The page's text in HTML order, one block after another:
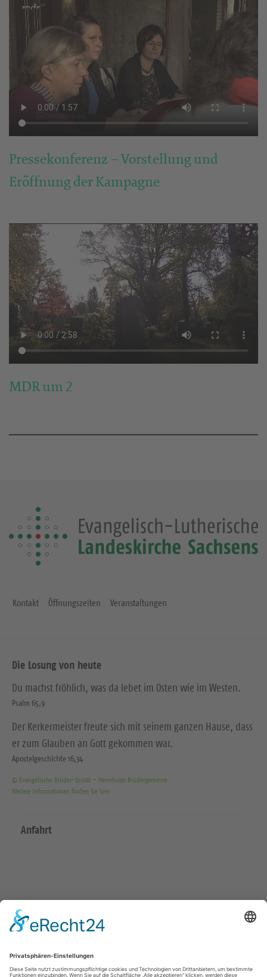
Pressekonferenz – Vorstellung und
Eröffnung der Kampagne
MDR um 2
Kontakt Öffnungszeiten Veranstaltungen
Die Losung von heute
Du machst fröhlich, was da lebet im Osten wie im Westen.
Psalm 65,9
Der Kerkermeister freute sich mit seinem ganzen Hause, dass
er zum Glauben an Gott gekommen war.
Apostelgeschichte 16,34
© Evangelische Brüder-Unität – Herrnhuter Brüdergemeine
Weitere Informationen finden Sie hier
Anfahrt
Wir in den sozialen Medien